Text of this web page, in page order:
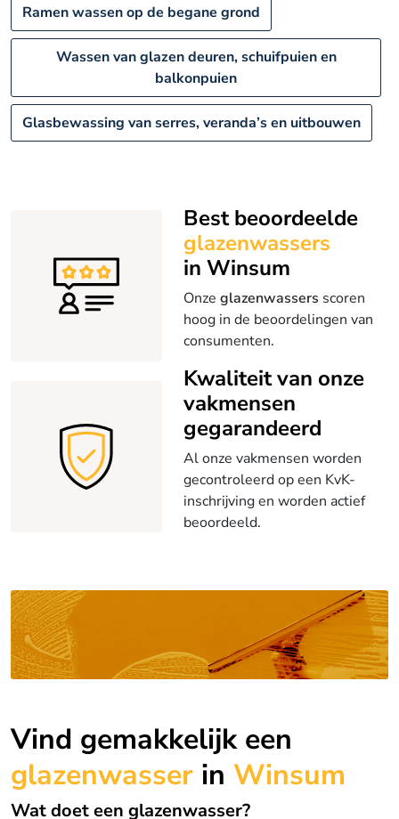
Ramen wassen op de begane grond
Wassen van glazen deuren, schuifpuien en
balkonpuien
Glasbewassing van serres, veranda’s en uitbouwen
Best beoordeelde
glazenwassers
in Winsum
Onze glazenwassers scoren
hoog in de beoordelingen van
consumenten.
Kwaliteit van onze
vakmensen
gegarandeerd
Al onze vakmensen worden
gecontroleerd op een KvK-
inschrijving en worden actief
beoordeeld.
Vind gemakkelijk een
glazenwasser in Winsum
Wat doet een glazenwasser?